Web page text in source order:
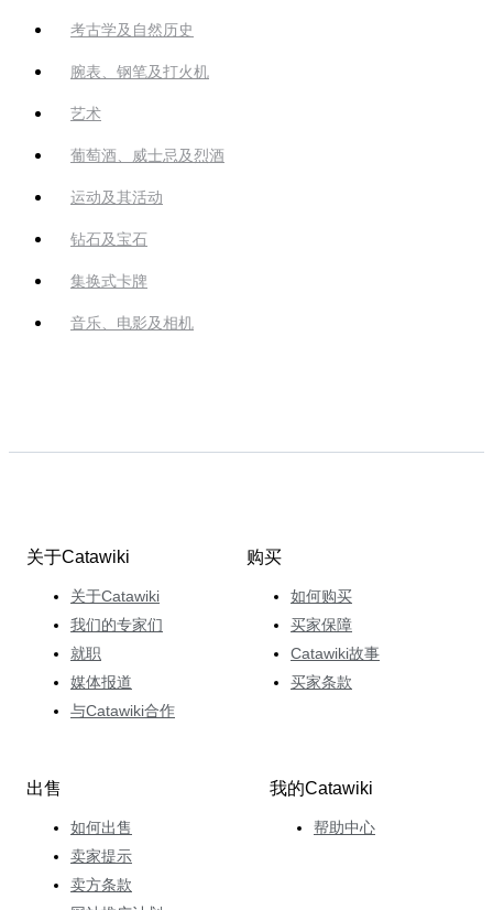
考古学及自然历史
腕表、钢笔及打火机
艺术
葡萄酒、威士忌及烈酒
运动及其活动
钻石及宝石
集换式卡牌
音乐、电影及相机
关于Catawiki
关于Catawiki
我们的专家们
就职
媒体报道
与Catawiki合作
购买
如何购买
买家保障
Catawiki故事
买家条款
出售
如何出售
卖家提示
卖方条款
我的Catawiki
帮助中心